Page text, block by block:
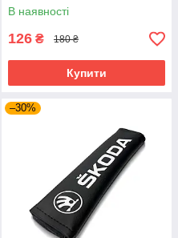
В наявності
126 ₴ 180 ₴
Купити
–30%